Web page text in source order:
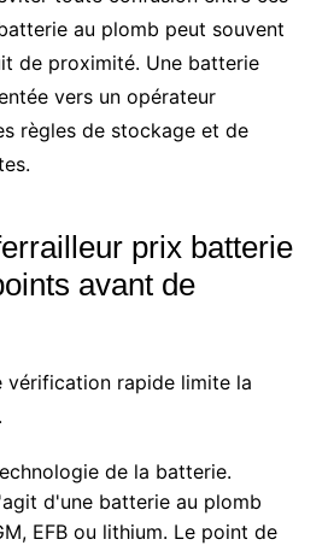
au plomb peut souvent
de proximité. Une batterie
vers un opérateur
règles de stockage et de
prix batterie
avant de
vérification rapide limite la
de la batterie.
d'une batterie au plomb
EFB ou lithium. Le point de